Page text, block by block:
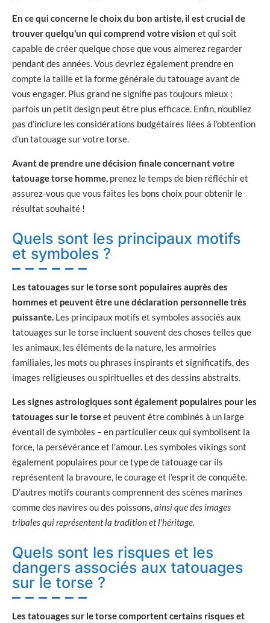
En ce qui concerne le choix du bon artiste, il est crucial de
trouver quelqu’un qui comprend votre vision et qui soit
capable de créer quelque chose que vous aimerez regarder
pendant des années. Vous devriez également prendre en
compte la taille et la forme générale du tatouage avant de
vous engager. Plus grand ne signifie pas toujours mieux ;
parfois un petit design peut être plus efficace. Enfin, n’oubliez
pas d’inclure les considérations budgétaires liées à l’obtention
d’un tatouage sur votre torse.
Avant de prendre une décision finale concernant votre
tatouage torse homme, prenez le temps de bien réfléchir et
assurez-vous que vous faites les bons choix pour obtenir le
résultat souhaité !
Quels sont les principaux motifs
et symboles ?
Les tatouages sur le torse sont populaires auprès des
hommes et peuvent être une déclaration personnelle très
puissante. Les principaux motifs et symboles associés aux
tatouages sur le torse incluent souvent des choses telles que
les animaux, les éléments de la nature, les armoiries
familiales, les mots ou phrases inspirants et significatifs, des
images religieuses ou spirituelles et des dessins abstraits.
Les signes astrologiques sont également populaires pour les
tatouages sur le torseet peuvent être combinés à un large
éventail de symboles – en particulier ceux qui symbolisent la
force, la persévérance et l’amour. Les symboles vikings sont
également populaires pour ce type de tatouage car ils
représentent la bravoure, le courage et l’esprit de conquête.
D’autres motifs courants comprennent des scènes marines
comme des navires ou des poissons, ainsi que des images
tribales qui représentent la tradition et l’héritage.
Quels sont les risques et les
dangers associés aux tatouages
sur le torse ?
Les tatouages sur le torse comportent certains risques et